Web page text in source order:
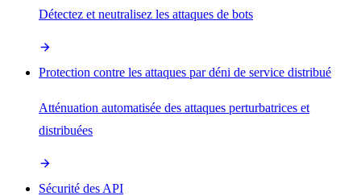
Détectez et neutralisez les attaques de bots
Protection contre les attaques par déni de service distribué
Atténuation automatisée des attaques perturbatrices et
distribuées
Sécurité des API